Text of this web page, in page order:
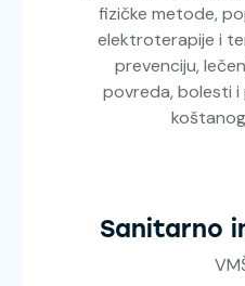
fizičke metode,
elektroterapije i
prevenciju,
povreda, bolesti
Sanitarno